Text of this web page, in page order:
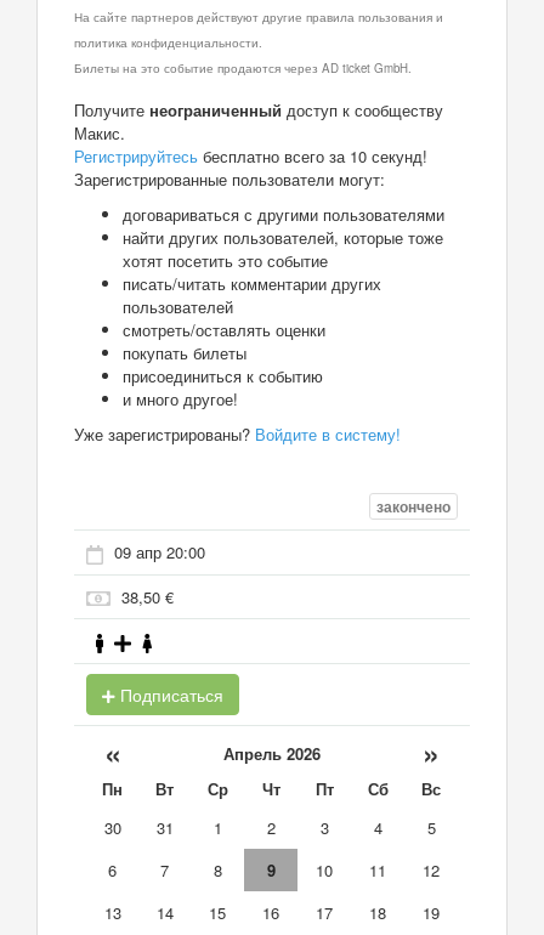
На сайте партнеров действуют другие правила пользования и
политика конфиденциальности.
Билеты на это событие продаются через AD ticket GmbH.
Получите неограниченный доступ к сообществу
Макис.
Регистрируйтесь бесплатно всего за 10 секунд!
Зарегистрированные пользователи могут:
договариваться с другими пользователями
найти других пользователей, которые тоже
хотят посетить это событие
писать/читать комментарии других
пользователей
смотреть/оставлять оценки
покупать билеты
присоединиться к событию
и много другое!
Уже зарегистрированы? Войдите в систему!
закончено
09 апр 20:00
38,50 €
Подписаться
« Апрель 2026 »
Пн Вт Ср Чт Пт Сб
Вс
30
31 1 2 3 4
5
6
7 8 9 10 11
12
13
14 15 16 17 18
19